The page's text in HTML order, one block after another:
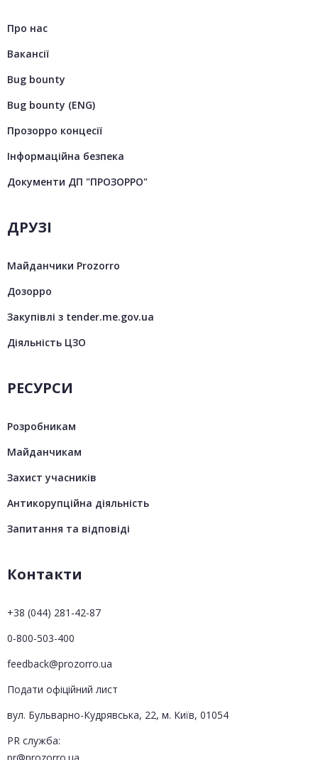
Про нас
Вакансії
Bug bounty
Bug bounty (ENG)
Прозорро концесії
Інформаційна безпека
Документи ДП "ПРОЗОРРО"
ДРУЗІ
Майданчики Prozorro
Дозорро
Закупівлі з tender.me.gov.ua
Діяльність ЦЗО
РЕСУРСИ
Розробникам
Майданчикам
Захист учасників
Антикорупційна діяльність
Запитання та відповіді
Контакти
+38 (044) 281-42-87
0-800-503-400
feedback@prozorro.ua
Подати офіційний лист
вул. Бульварно-Кудрявська, 22, м. Київ, 01054
PR служба:
pr@prozorro.ua